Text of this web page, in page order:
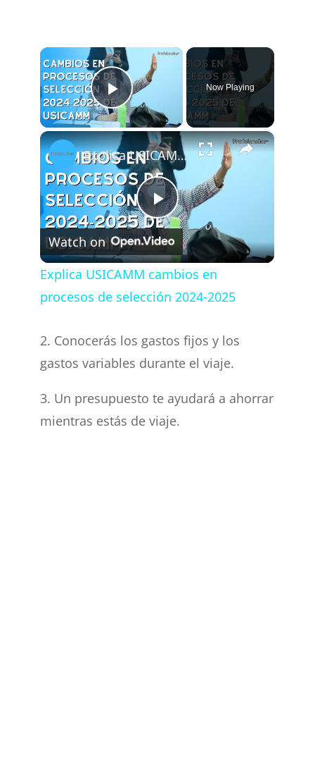
×
Play Video
Now Playing
×
P
l
a
y
i
Explica USICAMM cambios en procesos de selección 2024-2025
Watch on
Explica USICAMM cambios en
procesos de selección 2024-2025
2. Conocerás los gastos fijos y los
gastos variables durante el viaje.
3. Un presupuesto te ayudará a ahorrar
mientras estás de viaje.